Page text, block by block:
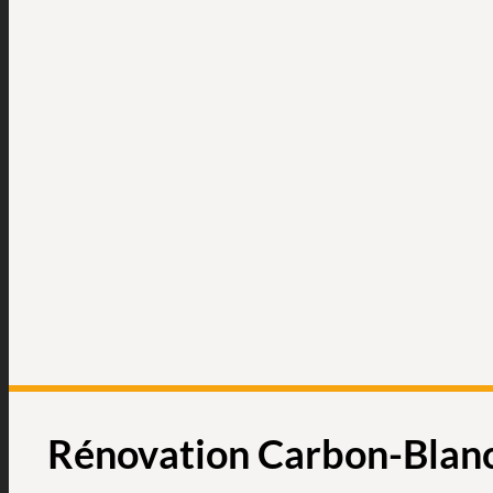
Rénovation Carbon-